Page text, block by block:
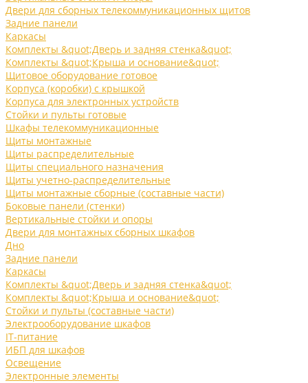
Двери для сборных телекоммуникационных щитов
Задние панели
Каркасы
Комплекты &quot;Дверь и задняя стенка&quot;
Комплекты &quot;Крыша и основание&quot;
Щитовое оборудование готовое
Корпуса (коробки) с крышкой
Корпуса для электронных устройств
Стойки и пульты готовые
Шкафы телекоммуникационные
Щиты монтажные
Щиты распределительные
Щиты специального назначения
Щиты учетно-распределительные
Щиты монтажные сборные (составные части)
Боковые панели (стенки)
Вертикальные стойки и опоры
Двери для монтажных сборных шкафов
Дно
Задние панели
Каркасы
Комплекты &quot;Дверь и задняя стенка&quot;
Комплекты &quot;Крыша и основание&quot;
Стойки и пульты (составные части)
Электрооборудование шкафов
IT-питание
ИБП для шкафов
Освещение
Электронные элементы